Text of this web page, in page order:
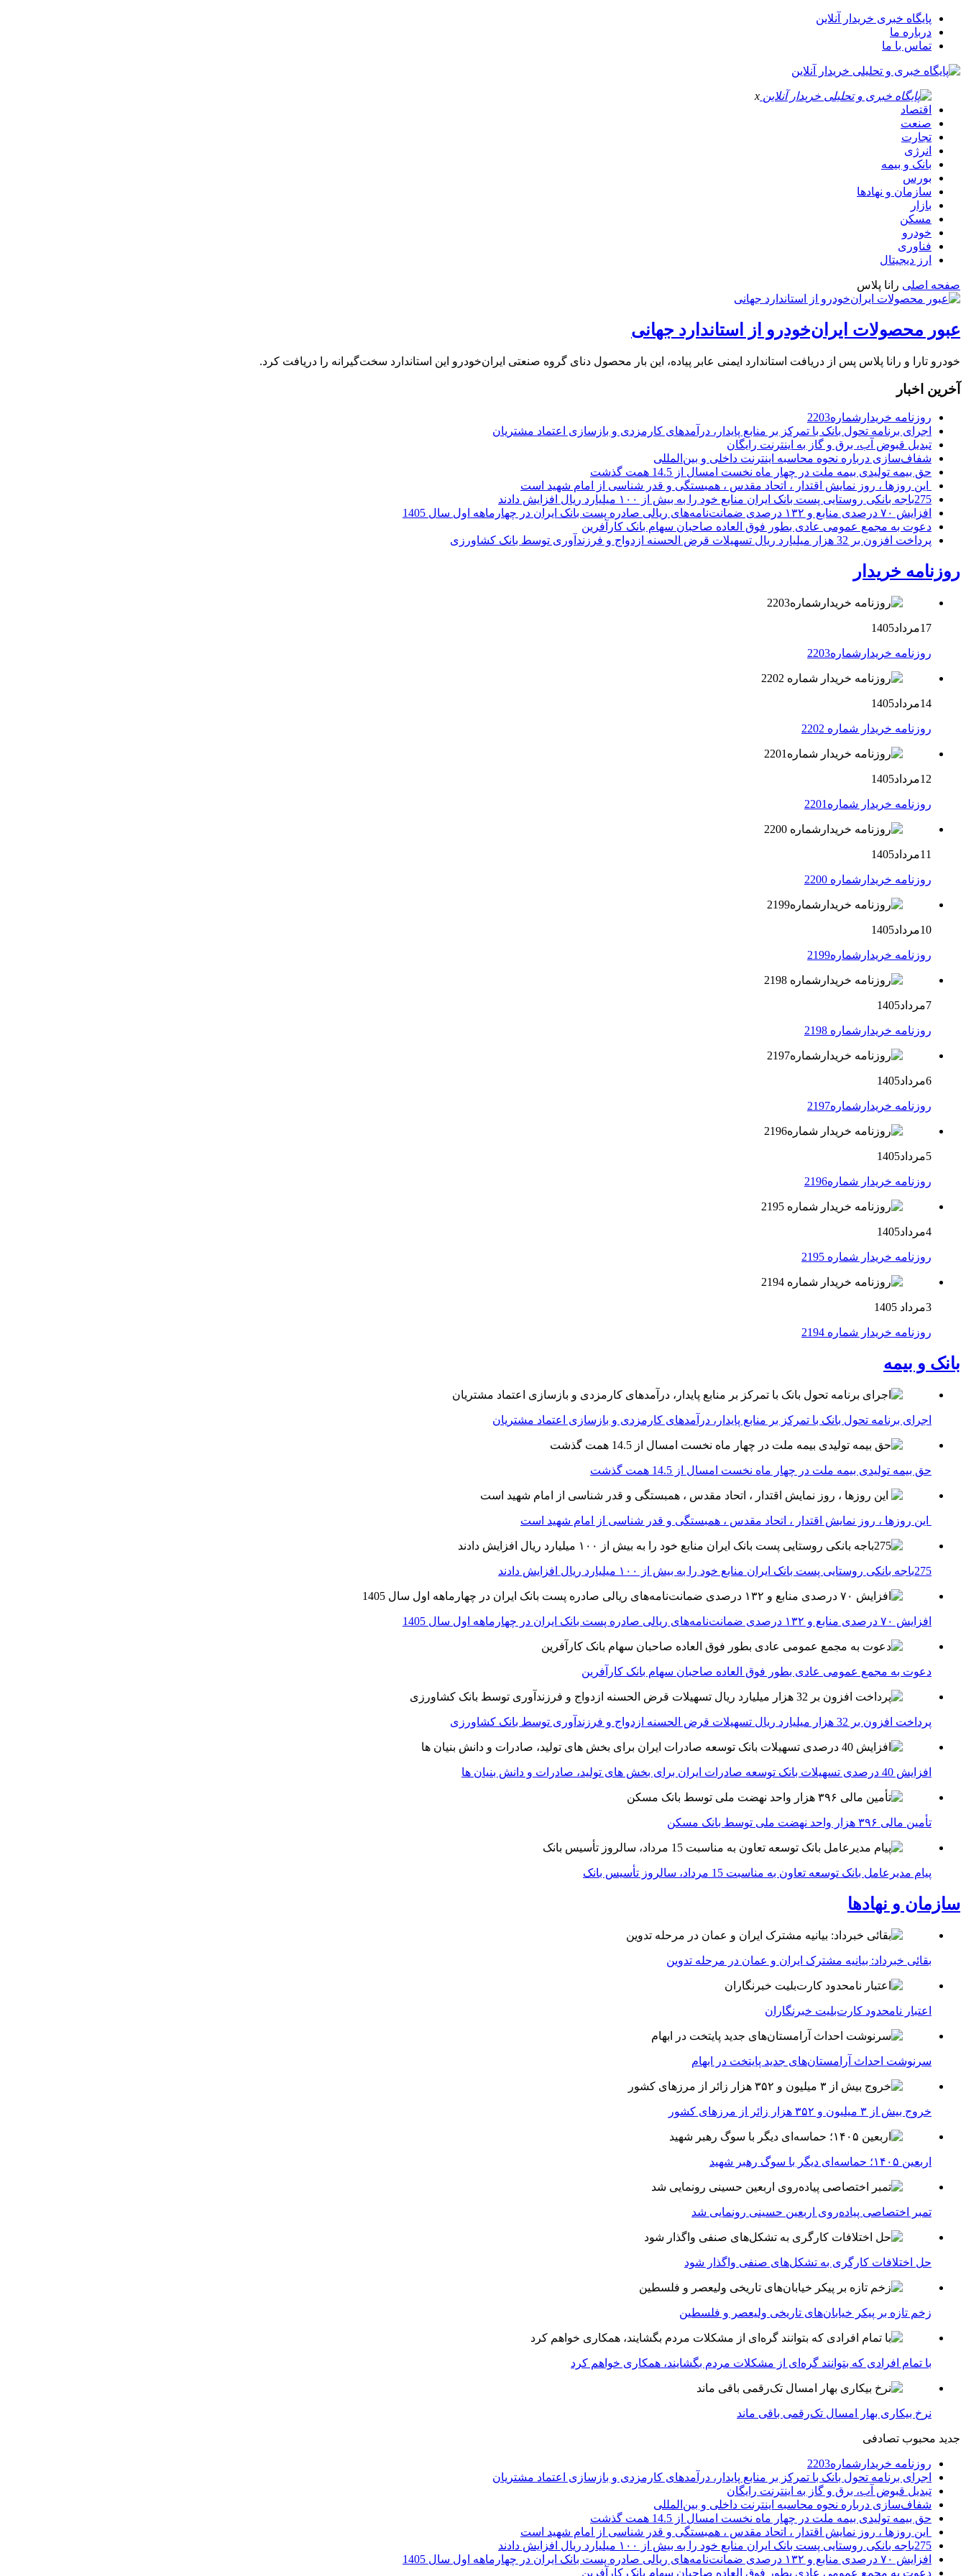
پایگاه خبری خریدار آنلاین
درباره ما
تماس با ما
x
اقتصاد
صنعت
تجارت
انرژی
بانک و بیمه
بورس
سازمان و نهادها
بازار
مسکن
خودرو
فناوری
ارز دیجیتال
صفحه اصلی رانا پلاس
عبور محصولات ایران‌خودرو از استاندارد جهانی
خودرو تارا و رانا پلاس پس از دریافت استاندارد ایمنی عابر پیاده، این بار محصول دنای گروه صنعتی ایران‌خودرو این استاندارد سخت‌گیرانه را دریافت کرد.
آخرین اخبار
روزنامه خریدارشماره2203
اجرای برنامه تحول بانک با تمرکز بر منابع پایدار، درآمدهای کارمزدی و بازسازی اعتماد مشتریان
تبدیل قبوض آب، برق و گاز به اینترنت رایگان
شفاف‌سازی درباره نحوه محاسبه اینترنت داخلی و بین‌المللی
حق بیمه تولیدی بیمه ملت در چهار ماه نخست امسال از 14.5 همت گذشت
این روزها ، روز نمایش اقتدار ، اتحاد مقدس ، همبستگی و قدر شناسی از امام شهید است
275باجه بانکی روستایی پست بانک ایران منابع خود را به بیش از ۱۰۰ میلیارد ریال افزایش دادند
افزایش ۷۰ درصدی منابع و ۱۳۲ درصدی ضمانت‌نامه‌های ریالی صادره پست بانک ایران در چهارماهه اول سال 1405
دعوت به مجمع عمومی عادی بطور فوق العاده صاحبان سهام بانک کارآفرین
پرداخت افزون بر 32 هزار میلیارد ریال تسهیلات قرض الحسنه ازدواج و فرزندآوری توسط بانک کشاورزی
روزنامه خریدار
17مرداد1405
روزنامه خریدارشماره2203
14مرداد1405
روزنامه خریدار شماره 2202
12مرداد1405
روزنامه خریدار شماره2201
11مرداد1405
روزنامه خریدارشماره 2200
10مرداد1405
روزنامه خریدارشماره2199
7مرداد1405
روزنامه خریدارشماره 2198
6مرداد1405
روزنامه خریدارشماره2197
5مرداد1405
روزنامه خریدار شماره2196
4مرداد1405
روزنامه خریدار شماره 2195
3مرداد 1405
روزنامه خریدار شماره 2194
بانک و بیمه
اجرای برنامه تحول بانک با تمرکز بر منابع پایدار، درآمدهای کارمزدی و بازسازی اعتماد مشتریان
حق بیمه تولیدی بیمه ملت در چهار ماه نخست امسال از 14.5 همت گذشت
این روزها ، روز نمایش اقتدار ، اتحاد مقدس ، همبستگی و قدر شناسی از امام شهید است
275باجه بانکی روستایی پست بانک ایران منابع خود را به بیش از ۱۰۰ میلیارد ریال افزایش دادند
افزایش ۷۰ درصدی منابع و ۱۳۲ درصدی ضمانت‌نامه‌های ریالی صادره پست بانک ایران در چهارماهه اول سال 1405
دعوت به مجمع عمومی عادی بطور فوق العاده صاحبان سهام بانک کارآفرین
پرداخت افزون بر 32 هزار میلیارد ریال تسهیلات قرض الحسنه ازدواج و فرزندآوری توسط بانک کشاورزی
افزایش 40 درصدی تسهیلات بانک توسعه صادرات ایران برای بخش های تولید، صادرات و دانش بنیان ها
تأمین مالی ۳۹۶ هزار واحد نهضت ملی توسط بانک مسکن
پیام مدیرعامل بانک توسعه تعاون به مناسبت 15 مرداد، سالروز تأسیس بانک
سازمان و نهادها
بقائی خبرداد: بیانیه مشترک ایران و عمان در مرحله تدوین
اعتبار نامحدود کارت‌بلیت خبرنگاران
سرنوشت احداث آرامستان‌های جدید پایتخت در ابهام
خروج بیش از ۳ میلیون و ۳۵۲ هزار زائر از مرزهای کشور
اربعین ۱۴۰۵؛ حماسه‌ای دیگر با سوگ رهبر شهید
تمبر اختصاصی پیاده‌روی اربعین حسینی رونمایی شد
حل اختلافات کارگری به تشکل‌های صنفی واگذار شود
زخم تازه بر پیکر خیابان‌های تاریخی ولیعصر و فلسطین
با تمام افرادی که بتوانند گره‌ای از مشکلات مردم بگشایند، همکاری خواهم کرد
نرخ بیکاری بهار امسال تک‌رقمی باقی ماند
جدید محبوب تصادفی
روزنامه خریدارشماره2203
اجرای برنامه تحول بانک با تمرکز بر منابع پایدار، درآمدهای کارمزدی و بازسازی اعتماد مشتریان
تبدیل قبوض آب، برق و گاز به اینترنت رایگان
شفاف‌سازی درباره نحوه محاسبه اینترنت داخلی و بین‌المللی
حق بیمه تولیدی بیمه ملت در چهار ماه نخست امسال از 14.5 همت گذشت
این روزها ، روز نمایش اقتدار ، اتحاد مقدس ، همبستگی و قدر شناسی از امام شهید است
275باجه بانکی روستایی پست بانک ایران منابع خود را به بیش از ۱۰۰ میلیارد ریال افزایش دادند
افزایش ۷۰ درصدی منابع و ۱۳۲ درصدی ضمانت‌نامه‌های ریالی صادره پست بانک ایران در چهارماهه اول سال 1405
دعوت به مجمع عمومی عادی بطور فوق العاده صاحبان سهام بانک کارآفرین